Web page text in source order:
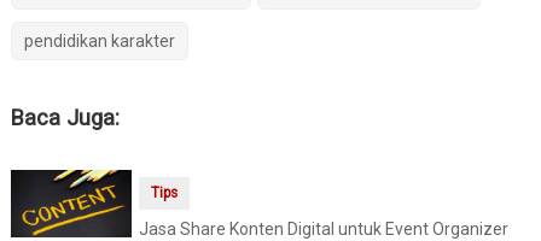
pendidikan karakter
Baca Juga:
Tips
Jasa Share Konten Digital untuk Event Organizer